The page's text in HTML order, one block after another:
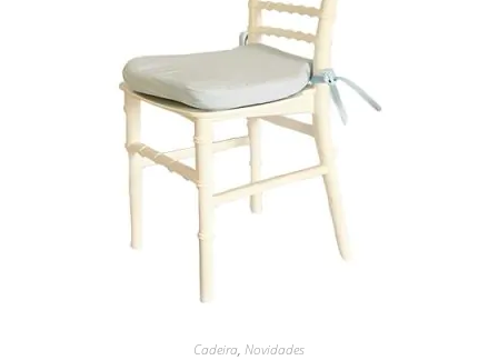
Cadeira, Novidades